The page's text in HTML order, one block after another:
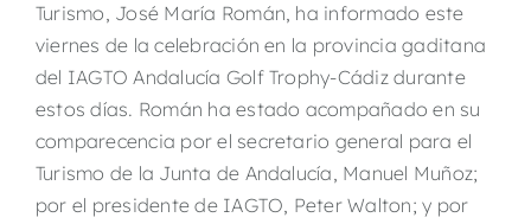
Turismo, José María Román, ha informado este
viernes de la celebración en la provincia gaditana
del IAGTO Andalucía Golf Trophy-Cádiz durante
estos días. Román ha estado acompañado en su
comparecencia por el secretario general para el
Turismo de la Junta de Andalucía, Manuel Muñoz;
por el presidente de IAGTO, Peter Walton; y por